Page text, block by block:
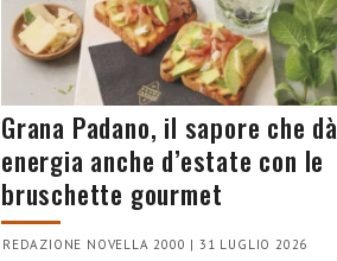
Grana Padano, il sapore che dà
energia anche d’estate con le
bruschette gourmet
REDAZIONE NOVELLA 2000 | 31 LUGLIO 2026